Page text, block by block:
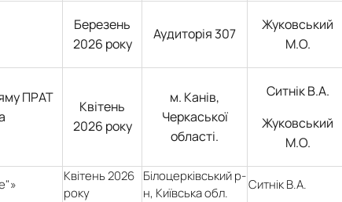
Березень
2026 року
Аудиторія 307
Жуковський
М.О.
ПРАТ
Квітень
2026 року
м. Канів,
Черкаської
області.
Ситнік В.А.
Жуковський
М.О.
Квітень 2026
року
Білоцерківський р-
н, Київська обл.
Ситнік В.А.